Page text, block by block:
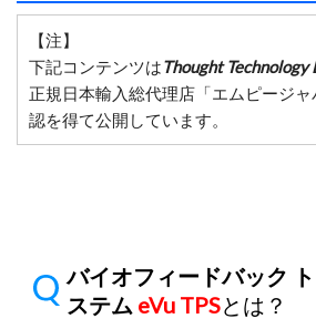
【注】
下記コンテンツはThought Technology
正規日本輸入総代理店「エムピージ
認を得て公開しています。
バイオフィードバック
ステム eVu TPSとは？